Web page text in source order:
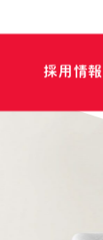
採用 情報